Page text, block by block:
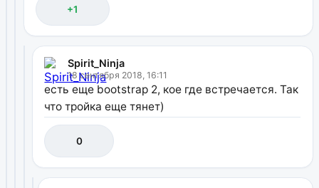
+1
Spirit_Ninja
18 сентября 2018, 16:11
есть еще bootstrap 2, кое где встречается. Так
что тройка еще тянет)
0